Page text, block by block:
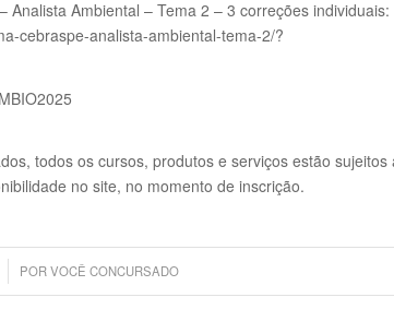
Analista Ambiental – Tema 2 – 3 correções individuais:
cebraspe-analista-ambiental-tema-2/?
todos os cursos, produtos e serviços estão sujeitos
no site, no momento de inscrição.
PORVOCÊ CONCURSADO